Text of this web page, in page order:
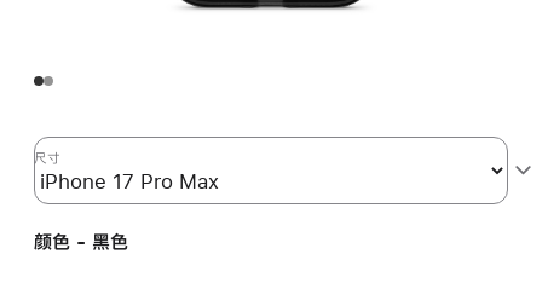
尺寸
颜色 - 黑色